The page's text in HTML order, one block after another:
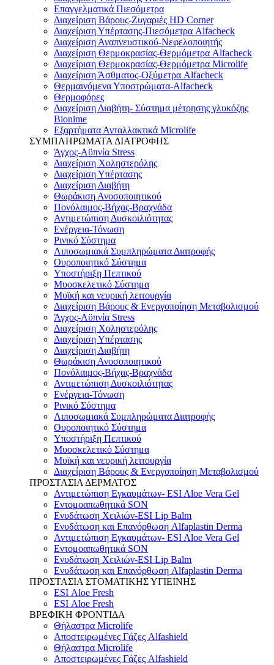
Επαγγελματικά Πιεσόμετρα
Διαχείριση Βάρους-Ζυγαριές HD Corner
Διαχείριση Υπέρτασης-Πιεσόμετρα Alfacheck
Διαχείριση Αναπνευστικού-Νεφελοποιητής
Διαχείριση Θερμοκρασίας-Θερμόμετρα Alfacheck
Διαχείριση Θερμοκρασίας-Θερμόμετρα Microlife
Διαχείριση Άσθματος-Οξύμετρα Alfacheck
Θερμαινόμενα Υποστρώματα-Alfacheck
Θερμοφόρες
Διαχείριση Διαβήτη- Σύστημα μέτρησης γλυκόζης
Bionime
Εξαρτήματα Ανταλλακτικά Microlife
ΣΥΜΠΛΗΡΩΜΑΤΑ ΔΙΑΤΡΟΦΗΣ
Άγχος-Αϋπνία Stress
Διαχείριση Χοληστερόλης
Διαχείριση Υπέρτασης
Διαχείριση Διαβήτη
Θωράκιση Ανοσοποιητικού
Πονόλαιμος-Βήχας-Βραχνάδα
Αντιμετώπιση Δυσκοιλιότητας
Eνέργεια-Τόνωση
Ρινικό Σύστημα
Λιποσωμιακά Συμπληρώματα Διατροφής
Ουροποιητικό Σύστημα
Υποστήριξη Πεπτικού
Μυοσκελετικό Σύστημα
Μυϊκή και νευρική λειτουργία
Διαχείριση Βάρους & Ενεργοποίηση Μεταβολισμού
Άγχος-Αϋπνία Stress
Διαχείριση Χοληστερόλης
Διαχείριση Υπέρτασης
Διαχείριση Διαβήτη
Θωράκιση Ανοσοποιητικού
Πονόλαιμος-Βήχας-Βραχνάδα
Αντιμετώπιση Δυσκοιλιότητας
Eνέργεια-Τόνωση
Ρινικό Σύστημα
Λιποσωμιακά Συμπληρώματα Διατροφής
Ουροποιητικό Σύστημα
Υποστήριξη Πεπτικού
Μυοσκελετικό Σύστημα
Μυϊκή και νευρική λειτουργία
Διαχείριση Βάρους & Ενεργοποίηση Μεταβολισμού
ΠΡΟΣΤΑΣΙΑ ΔΕΡΜΑΤΟΣ
Αντιμετώπιση Εγκαυμάτων- ESI Aloe Vera Gel
Εντομοαπωθητικά SON
Ενυδάτωση Χειλιών-ESI Lip Balm
Ενυδάτωση και Επανόρθωση Alfaplastin Derma
Αντιμετώπιση Εγκαυμάτων- ESI Aloe Vera Gel
Εντομοαπωθητικά SON
Ενυδάτωση Χειλιών-ESI Lip Balm
Ενυδάτωση και Επανόρθωση Alfaplastin Derma
ΠΡΟΣΤΑΣΙΑ ΣΤΟΜΑΤΙΚΗΣ ΥΓΙΕΙΝΗΣ
ESI Αloe Fresh
ESI Αloe Fresh
ΒΡΕΦΙΚΗ ΦΡΟΝΤΙΔΑ
Θήλαστρα Microlife
Αποστειρωμένες Γάζες Alfashield
Θήλαστρα Microlife
Αποστειρωμένες Γάζες Alfashield